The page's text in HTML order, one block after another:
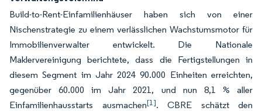
Build-to-Rent-Einfamilienhäuser haben sich von einer
Nischenstrategie zu einem verlässlichen Wachstumsmotor für
Immobilienverwalter entwickelt. Die Nationale
Maklervereinigung berichtete, dass die Fertigstellungen in
diesem Segment im Jahr 2024 90.000 Einheiten erreichten,
gegenüber 60.000 im Jahr 2021, und nun 8,1 % aller
Einfamilienhausstarts ausmachen[1]. CBRE schätzt den